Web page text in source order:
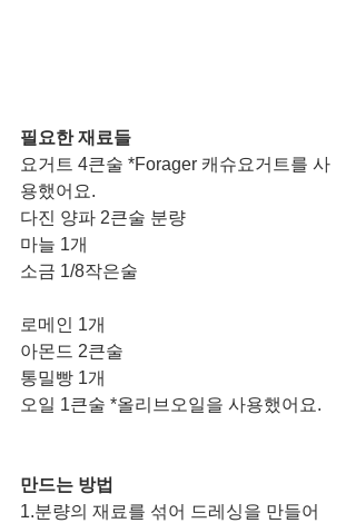
필요한 재료들
요거트 4큰술 *Forager 캐슈요거트를 사
용했어요.
다진 양파 2큰술 분량
마늘 1개
소금 1/8작은술
로메인 1개
아몬드 2큰술
통밀빵 1개
오일 1큰술 *올리브오일을 사용했어요.
만드는 방법
1.분량의 재료를 섞어 드레싱을 만들어